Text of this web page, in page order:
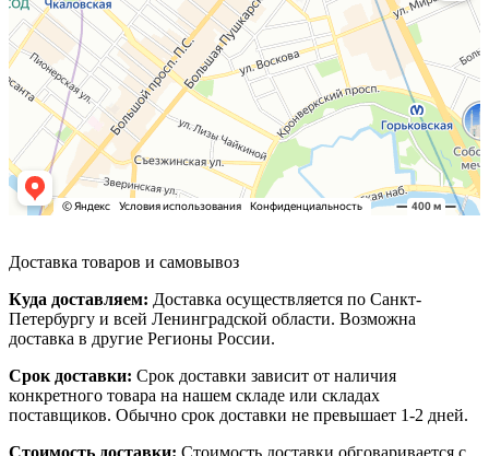
Доставка товаров и самовывоз
Куда доставляем: Доставка осуществляется по Санкт-
Петербургу и всей Ленинградской области. Возможна
доставка в другие Регионы России.
Срок доставки: Срок доставки зависит от наличия
конкретного товара на нашем складе или складах
поставщиков. Обычно срок доставки не превышает 1-2 дней.